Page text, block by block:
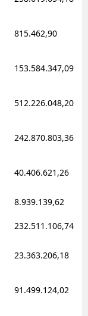
815.462,90
153.584.347,09
512.226.048,20
242.870.803,36
40.406.621,26
8.939.139,62
232.511.106,74
23.363.206,18
91.499.124,02